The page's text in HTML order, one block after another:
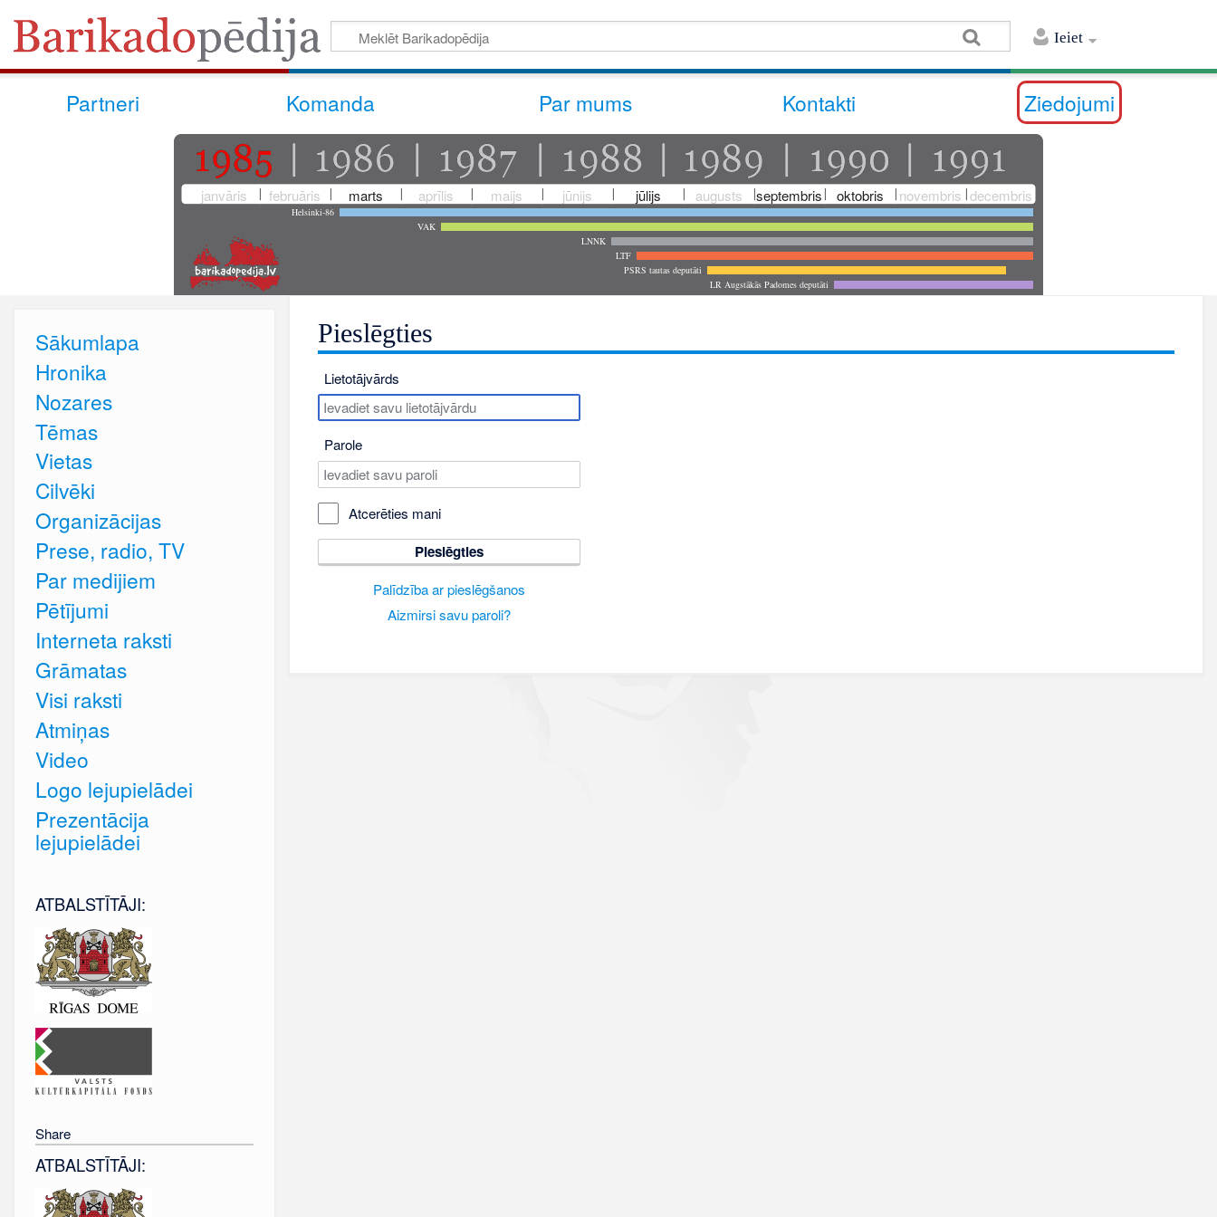
Ieiet
Partneri Komanda Par mums Kontakti Ziedojumi
janvāris februāris marts aprīlis maijs jūnijs jūlijs augusts septembris oktobris novembris decembris
Helsinki-86
VAK
LNNK
LTF
PSRS tautas deputāti
LR Augstākās Padomes deputāti
Pieslēgties
Lietotājvārds
Parole
Atcerēties mani
Pieslēgties
Palīdzība ar pieslēgšanos
Aizmirsi savu paroli?
Sākumlapa
Hronika
Nozares
Tēmas
Vietas
Cilvēki
Organizācijas
Prese, radio, TV
Par medijiem
Pētījumi
Interneta raksti
Grāmatas
Visi raksti
Atmiņas
Video
Logo lejupielādei
Prezentācija
lejupielādei
ATBALSTĪTĀJI:
Share
ATBALSTĪTĀJI: